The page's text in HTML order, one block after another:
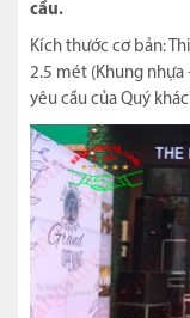
cầu.
Kích thước cơ bản:
2.5 mét (Khung
yêu cầu của Quý